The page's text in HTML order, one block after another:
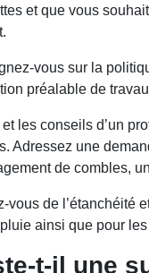
et que vous
vous sur la
préalable de
et les conseils d’un
Adressez une
de combles,
vous de l’étanchéité
ainsi que pour
t-il une